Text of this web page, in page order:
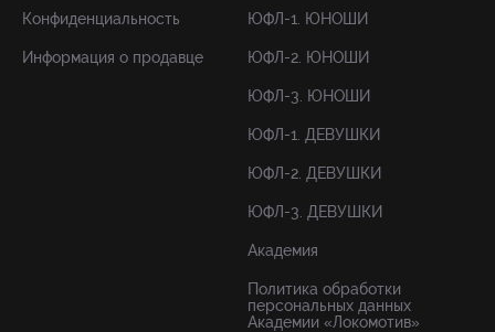
Конфиденциальность
Информация о продавце
ЮФЛ-1. ЮНОШИ
ЮФЛ-2. ЮНОШИ
ЮФЛ-3. ЮНОШИ
ЮФЛ-1. ДЕВУШКИ
ЮФЛ-2. ДЕВУШКИ
ЮФЛ-3. ДЕВУШКИ
Академия
Политика обработки
персональных данных
Академии «Локомотив»